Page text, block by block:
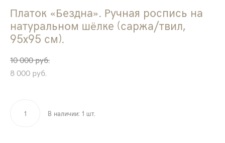
Платок «Бездна». Ручная роспись на
натуральном шёлке (саржа/твил,
95х95 см).
10 000 pуб.
8 000 pуб.
В наличии: 1 шт.